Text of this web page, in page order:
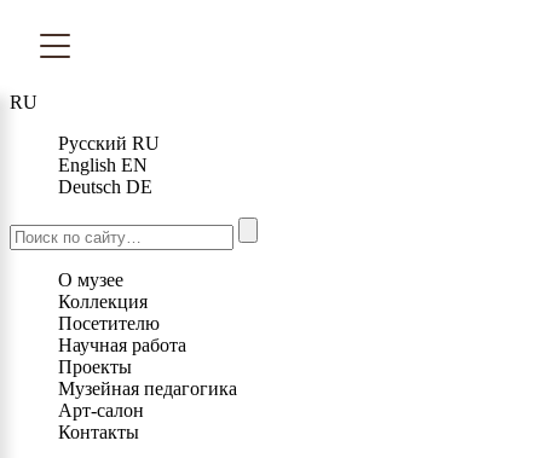
RU
Русский RU
English EN
Deutsch DE
О музее
Коллекция
Посетителю
Научная работа
Проекты
Музейная педагогика
Арт-салон
Контакты